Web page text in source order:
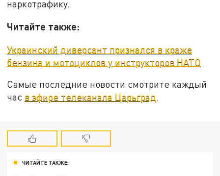
наркотрафику.
Читайте также:
Украинский диверсант признался в краже
бензина и мотоциклов у инструкторов НАТО
Самые последние новости смотрите каждый
час в эфире телеканала Царьград.
ЧИТАЙТЕ ТАКЖЕ: